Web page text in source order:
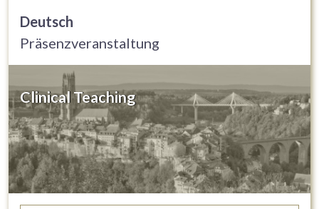
Deutsch
Präsenzveranstaltung
Clinical Teaching